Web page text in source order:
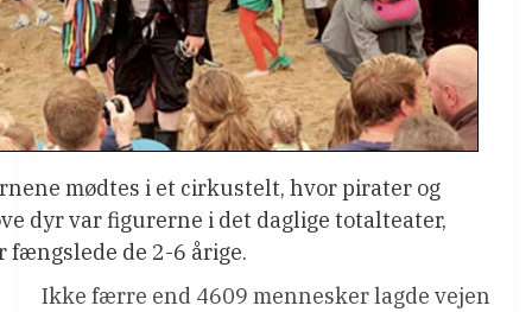
mødtes i et cirkustelt, hvor pirater og
dyr var figurerne i det daglige totalteater,
fængslede de 2-6 årige.
Ikke færre end 4609 mennesker lagde vejen